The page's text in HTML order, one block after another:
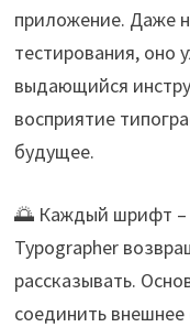
приложение. Даже
тестирования, оно
выдающийся
восприятие
будущее.
🌅 Каждый шрифт –
Typographer
рассказывать.
соединить